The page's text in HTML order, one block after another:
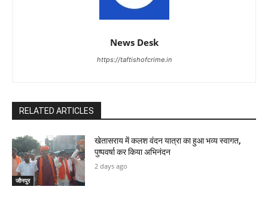
News Desk
https://taftishofcrime.in
RELATED ARTICLES
जौनपुर
खेतासराय में कलश वंदन यात्रा का हुआ भव्य स्वागत,
पुष्पवर्षा कर किया अभिनंदन
2 days ago